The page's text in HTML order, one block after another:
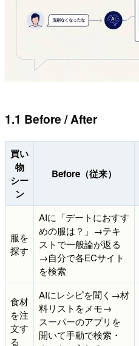
1.1 Before / After
買い
物
シー
ン
Before（従来）
服を
探す
AIに「デートにおすす
めの服は？」→テキ
ストで一般論が返る
→自分で各ECサイト
を検索
食材
を注
文す
る
AIにレシピを聞く→材
料リストをメモ→
スーパーのアプリを
開いて手動で検索・